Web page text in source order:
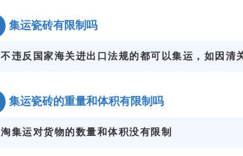
集运瓷砖有限制吗
不违反国家海关进出口法规的都可以集运，如因
集运瓷砖的重量和体积有限制吗
淘集运对货物的数量和体积没有限制